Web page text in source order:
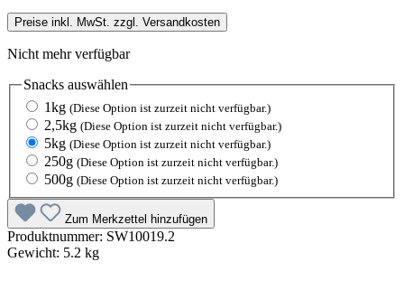
Preise inkl. MwSt. zzgl. Versandkosten
Nicht mehr verfügbar
Snacks auswählen
1kg (Diese Option ist zurzeit nicht verfügbar.)
2,5kg (Diese Option ist zurzeit nicht verfügbar.)
5kg (Diese Option ist zurzeit nicht verfügbar.)
250g (Diese Option ist zurzeit nicht verfügbar.)
500g (Diese Option ist zurzeit nicht verfügbar.)
Zum Merkzettel hinzufügen
Produktnummer: SW10019.2
Gewicht: 5.2 kg